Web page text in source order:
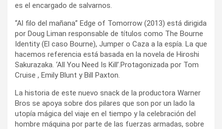
es el encargado de salvarnos.
“Al filo del mañana” Edge of Tomorrow (2013) está dirigida
por Doug Liman responsable de títulos como The Bourne
Identity (El caso Bourne), Jumper o Caza a la espía. La que
hacemos referencia está basada en la novela de Hiroshi
Sakurazaka. ‘All You Need Is Kill’.Protagonizada por Tom
Cruise , Emily Blunt y Bill Paxton.
La historia de este nuevo snack de la productora Warner
Bros se apoya sobre dos pilares que son por un lado la
utopía mágica del viaje en el tiempo y la celebración del
hombre máquina por parte de las fuerzas armadas, sobre